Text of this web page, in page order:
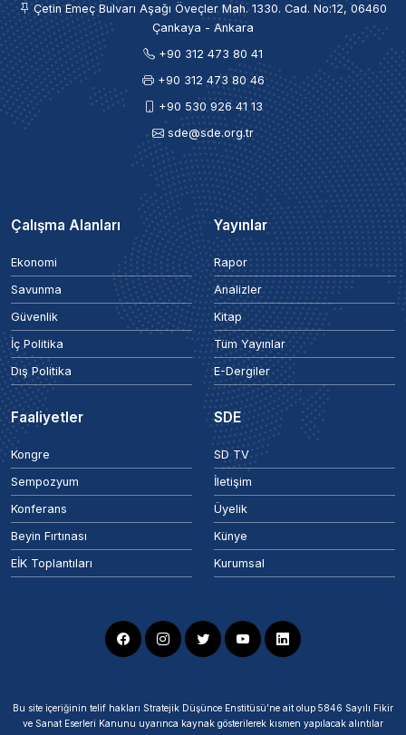
Çetin Emeç Bulvarı Aşağı Öveçler Mah. 1330. Cad. No:12, 06460
Çankaya - Ankara
+90 312 473 80 41
+90 312 473 80 46
+90 530 926 41 13
sde@sde.org.tr
Çalışma Alanları
Ekonomi
Savunma
Güvenlik
İç Politika
Dış Politika
Yayınlar
Rapor
Analizler
Kitap
Tüm Yayınlar
E-Dergiler
Faaliyetler
Kongre
Sempozyum
Konferans
Beyin Fırtınası
EİK Toplantıları
SDE
SD TV
İletişim
Üyelik
Künye
Kurumsal
Bu site içeriğinin telif hakları Stratejik Düşünce Enstitüsü’ne ait olup 5846 Sayılı Fikir
ve Sanat Eserleri Kanunu uyarınca kaynak gösterilerek kısmen yapılacak alıntılar